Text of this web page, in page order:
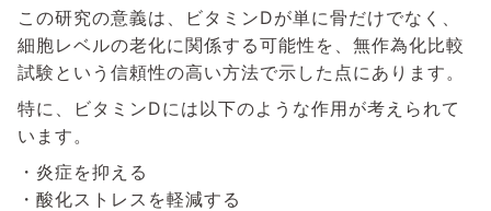
この研究の意義は、ビタミンDが単に骨だけでなく、
細胞レベルの老化に関係する可能性を、無作為化比較
試験という信頼性の高い方法で示した点にあります。
特に、ビタミンDには以下のような作用が考えられて
います。
・炎症を抑える
・酸化ストレスを軽減する